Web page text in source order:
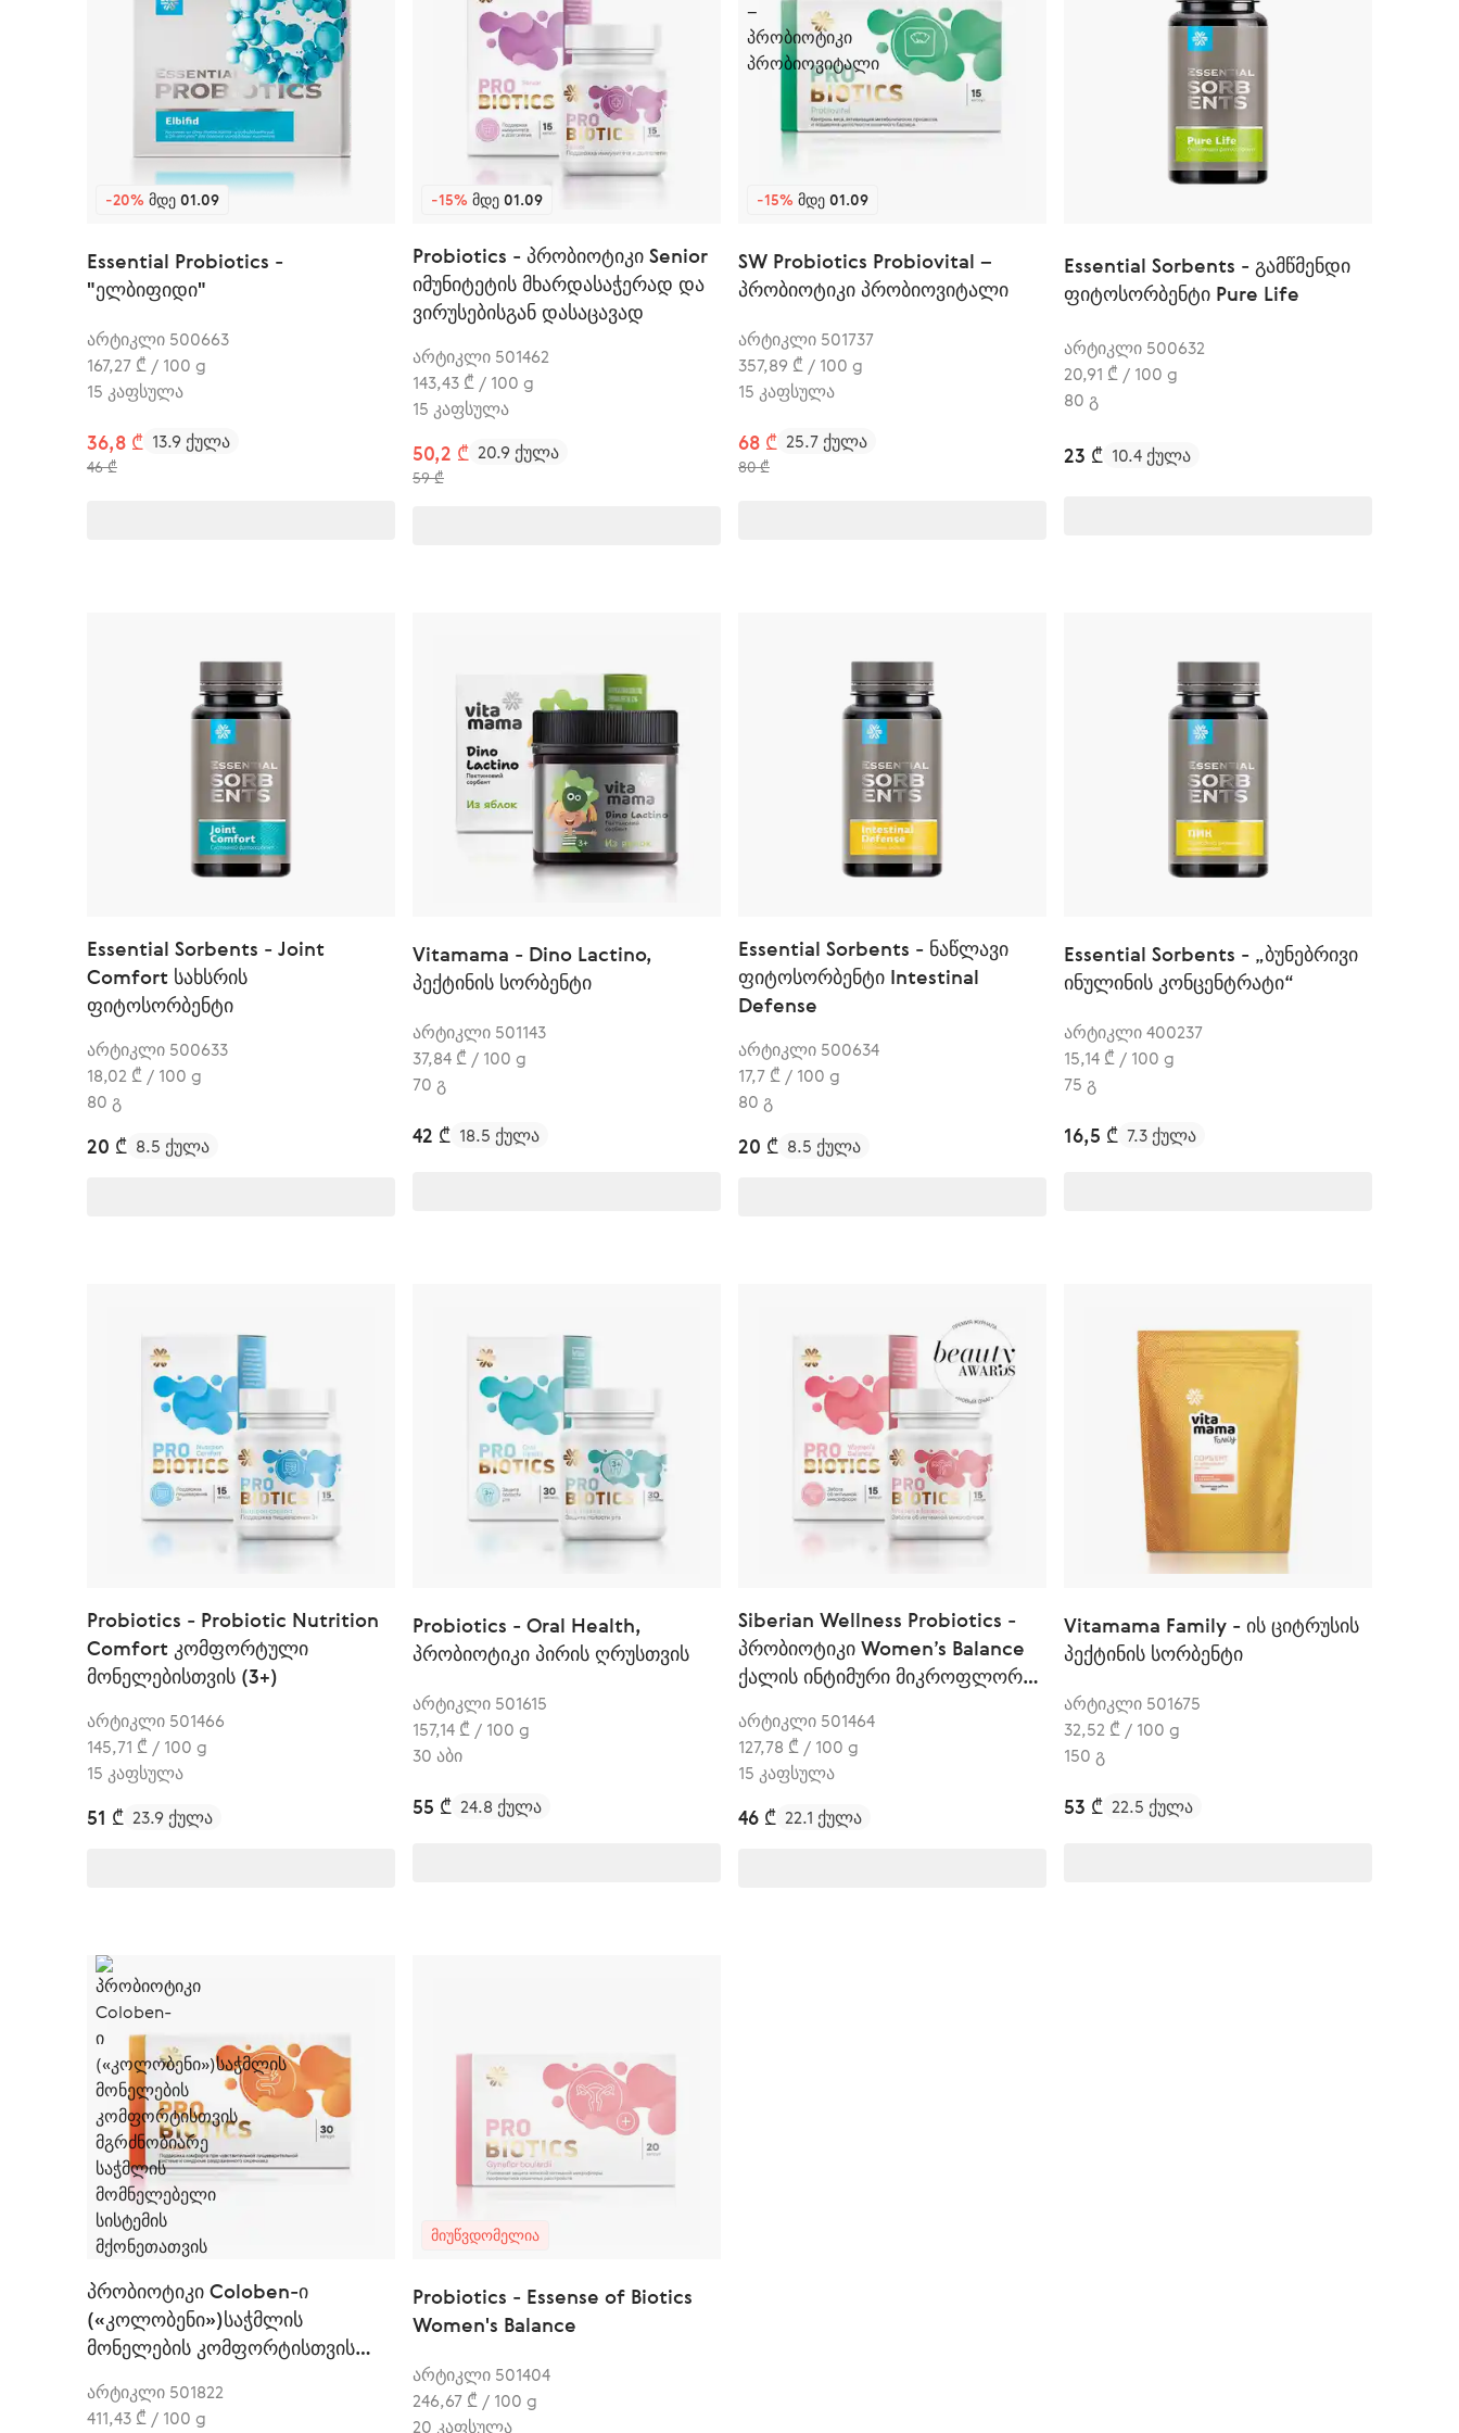
-20% ᲛᲓᲔ 01.09
Essential Probiotics -
"ელბიფიდი"
არტიკლი 500663
167,27 ₾ / 100 g
15 კაფსულა
36,8 ₾
46 ₾
13.9 ქულა
-15% ᲛᲓᲔ 01.09
Probiotics - პრობიოტიკი Senior
იმუნიტეტის მხარდასაჭერად და
ვირუსებისგან დასაცავად
არტიკლი 501462
143,43 ₾ / 100 g
15 კაფსულა
50,2 ₾
59 ₾
20.9 ქულა
-15% ᲛᲓᲔ 01.09
SW Probiotics Probiovital –
პრობიოტიკი პრობიოვიტალი
არტიკლი 501737
357,89 ₾ / 100 g
15 კაფსულა
68 ₾
80 ₾
25.7 ქულა
Essential Sorbents - გამწმენდი
ფიტოსორბენტი Pure Life
არტიკლი 500632
20,91 ₾ / 100 g
80 გ
23 ₾ 10.4 ქულა
Essential Sorbents - Joint
Comfort სახსრის
ფიტოსორბენტი
არტიკლი 500633
18,02 ₾ / 100 g
80 გ
20 ₾ 8.5 ქულა
Vitamama - Dino Lactino,
პექტინის სორბენტი
არტიკლი 501143
37,84 ₾ / 100 g
70 გ
42 ₾ 18.5 ქულა
Essential Sorbents - ნაწლავი
ფიტოსორბენტი Intestinal
Defense
არტიკლი 500634
17,7 ₾ / 100 g
80 გ
20 ₾ 8.5 ქულა
Essential Sorbents - „ბუნებრივი
ინულინის კონცენტრატი“
არტიკლი 400237
15,14 ₾ / 100 g
75 გ
16,5 ₾ 7.3 ქულა
Probiotics - Probiotic Nutrition
Comfort კომფორტული
მონელებისთვის (3+)
არტიკლი 501466
145,71 ₾ / 100 g
15 კაფსულა
51 ₾ 23.9 ქულა
Probiotics - Oral Health,
პრობიოტიკი პირის ღრუსთვის
არტიკლი 501615
157,14 ₾ / 100 g
30 აბი
55 ₾ 24.8 ქულა
Siberian Wellness Probiotics -
პრობიოტიკი Women’s Balance
ქალის ინტიმური მიკროფლორის
არტიკლი 501464
127,78 ₾ / 100 g
15 კაფსულა
46 ₾ 22.1 ქულა
Vitamama Family - ის ციტრუსის
პექტინის სორბენტი
არტიკლი 501675
32,52 ₾ / 100 g
150 გ
53 ₾ 22.5 ქულა
პრობიოტიკი Coloben-ი
(«კოლობენი»)საჭმლის
მონელების კომფორტისთვის
მომნელებელი სისტემის
არტიკლი 501822
411,43 ₾ / 100 g
ᲛᲘᲣᲬᲕᲓᲝᲛᲔᲚᲘᲐ
Probiotics - Essense of Biotics
Women's Balance
არტიკლი 501404
246,67 ₾ / 100 g
20 კაფსულა